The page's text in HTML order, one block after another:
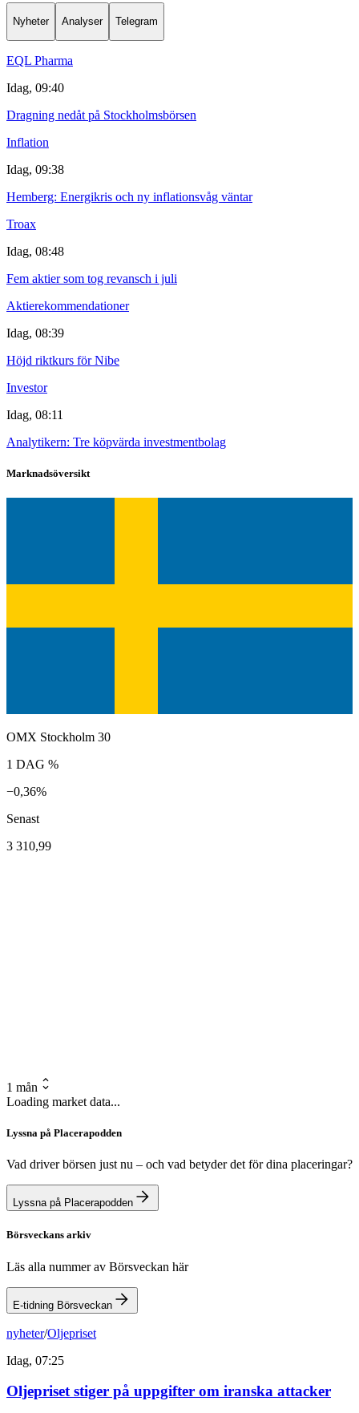
Nyheter Analyser Telegram
EQL Pharma
Idag, 09:40
Dragning nedåt på Stockholmsbörsen
Inflation
Idag, 09:38
Hemberg: Energikris och ny inflationsvåg väntar
Troax
Idag, 08:48
Fem aktier som tog revansch i juli
Aktierekommendationer
Idag, 08:39
Höjd riktkurs för Nibe
Investor
Idag, 08:11
Analytikern: Tre köpvärda investmentbolag
Marknadsöversikt
OMX Stockholm 30
1 DAG %
−0,36%
Senast
3 310,99
1 mån
Loading market data...
Lyssna på Placerapodden
Vad driver börsen just nu – och vad betyder det för dina placeringar?
Lyssna på Placerapodden
Börsveckans arkiv
Läs alla nummer av Börsveckan här
E-tidning Börsveckan
nyheter/Oljepriset
Idag, 07:25
Oljepriset stiger på uppgifter om iranska attacker